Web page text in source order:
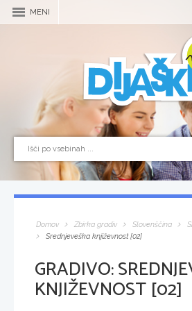
MENI
Domov Zbirka gradiv Slovenščina
Srednjeveška književnost [02]
GRADIVO:
KNJIŽEVNOST [02]